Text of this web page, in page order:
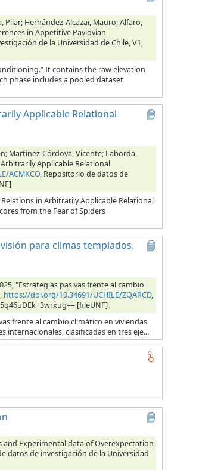
Hernández-Alcazar, Mauro; Alfaro,
in Appetitive Pavlovian
de la Universidad de Chile, V1,
It contains the raw elevation
phase includes a pooled dataset
Applicable Relational
Martínez-Córdova, Vicente; Laborda,
Applicable Relational
ACMKCO, Repositorio de datos de
in Arbitrarily Applicable Relational
from the Fear of Spiders
para climas templados.
"Estrategias pasivas frente al cambio
https://doi.org/10.34691/UCHILE/ZQARCD,
[fileUNF]
frente al cambio climático en viviendas
internacionales, clasificadas en tres eje...
and Experimental data of Overexpectation
datos de investigación de la Universidad